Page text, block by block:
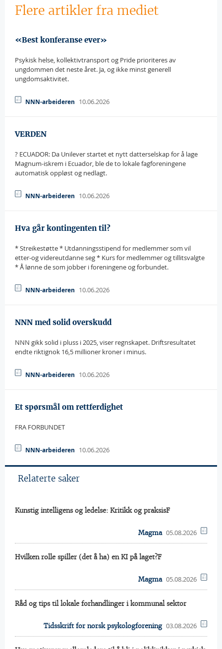
Flere artikler fra mediet
«Best konferanse ever»
Psykisk helse, kollektivtransport og Pride prioriteres av
ungdommen det neste året. Ja, og ikke minst generell
ungdomsaktivitet.
NNN-arbeideren 10.06.2026
VERDEN
? ECUADOR: Da Unilever startet et nytt datterselskap for å lage
Magnum-iskrem i Ecuador, ble de to lokale fagforeningene
automatisk oppløst og nedlagt.
NNN-arbeideren 10.06.2026
Hva går kontingenten til?
* Streikestøtte * Utdanningsstipend for medlemmer som vil
etter-og videreutdanne seg * Kurs for medlemmer og tillitsvalgte
* Å lønne de som jobber i foreningene og forbundet.
NNN-arbeideren 10.06.2026
NNN med solid overskudd
NNN gikk solid i pluss i 2025, viser regnskapet. Driftsresultatet
endte riktignok 16,5 millioner kroner i minus.
NNN-arbeideren 10.06.2026
Et spørsmål om rettferdighet
FRA FORBUNDET
NNN-arbeideren 10.06.2026
Relaterte saker
Kunstig intelligens og ledelse: Kritikk og praksisF
Magma 05.08.2026
Hvilken rolle spiller (det å ha) en KI på laget?F
Magma 05.08.2026
Råd og tips til lokale forhandlinger i kommunal sektor
Tidsskrift for norsk psykologforening 03.08.2026